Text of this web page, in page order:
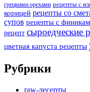
грецкими орехами рецепты с
корицей рецепты со
супов рецепты с
рецепт сыроедческие
цветная капуста рецепты
Рубрики
raw-десерты